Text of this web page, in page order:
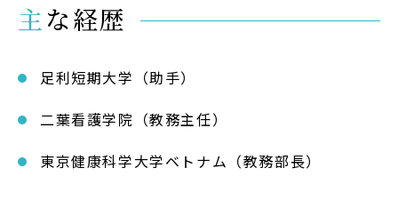
主な経歴
足利短期大学（助手）
二葉看護学院（教務主任）
東京健康科学大学ベトナム（教務部長）